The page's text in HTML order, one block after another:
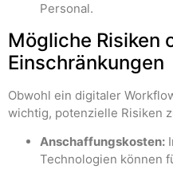
Personal.
Mögliche Risiken
Einschränkungen
Obwohl ein digitaler
wichtig, potenzielle Risiken
Anschaffungskosten:
Technologien können